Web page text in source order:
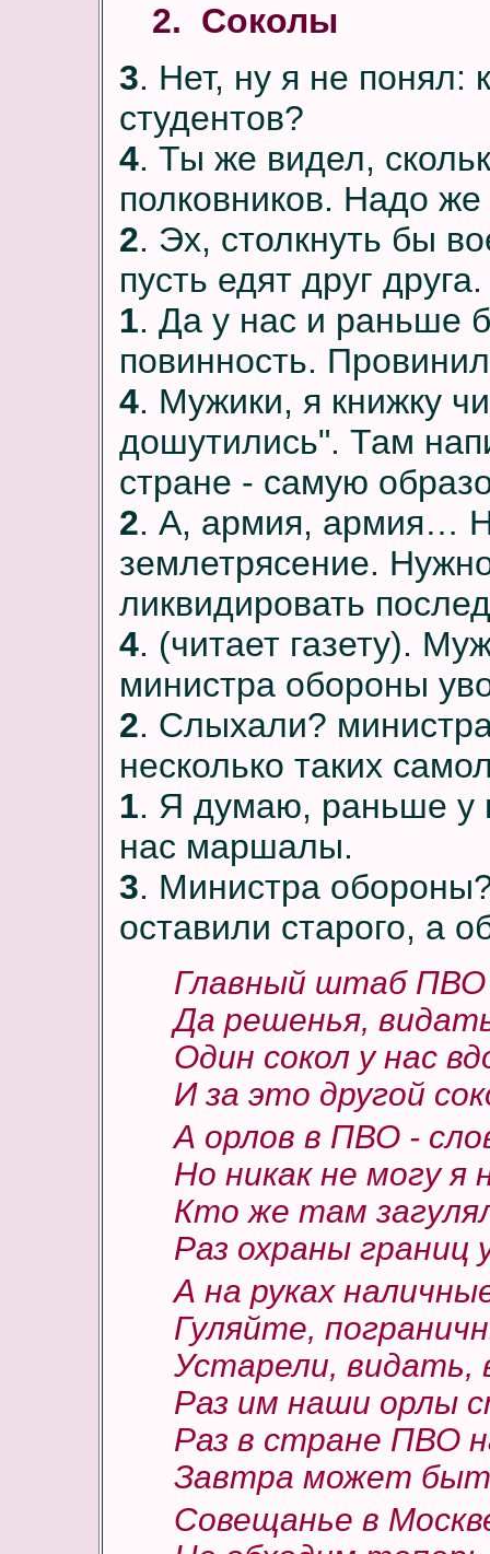
2. Соколы
3. Нет, ну я не понял:
студентов?
4. Ты же видел,
полковников. Надо
2. Эх, столкнуть бы
пусть едят друг друга.
1. Да у нас и раньше
повинность.
4. Мужики, я книжку
дошутились". Там
стране - самую
2. А, армия, армия…
землетрясение.
ликвидировать
4. (читает газету).
министра обороны
2. Слыхали?
несколько таких
1. Я думаю, раньше у
нас маршалы.
3. Министра
оставили старого, а
Главный штаб ПВО
Да решенья,
Один сокол у нас
И за это другой
А орлов в ПВО -
Но никак не могу
Кто же там
Раз охраны границ
А на руках
Гуляйте,
Устарели,
Раз им наши орлы
Раз в стране ПВО
Завтра может
Совещанье в